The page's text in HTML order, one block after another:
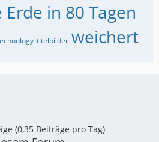
in 80 Tagen
titelbilder weichert
(0,35 Beiträge pro Tag)